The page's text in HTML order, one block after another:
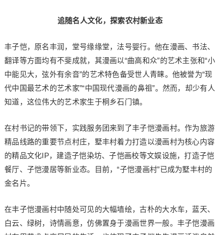
追随名人文化，探索农村新业态
丰子恺，原名丰润，堂号缘缘堂，法号婴行。他在漫画、书法、
翻译等方面均有不斐成就，其漫画以“曲高和众”的艺术主张和“小
中能见大，弦外有余音”的艺术特色备受世人青睐。他被誉为“现
代中国最艺术的艺术家”“中国现代漫画的鼻祖”。然而，却少有人
知道，这位伟大的艺术家生于桐乡石门镇。
在村书记的带领下，实践服务团来到了丰子恺漫画村。作为旅游
精品线路的重要节点村庄，墅丰村着力打造以漫画村为核心内容
的精品文化IP，建造子恺染坊、子恺画校等文娱设施，打造子恺
餐厅、子恺漫居等新业态。目前，“子恺漫画村”已成为墅丰村的
金名片。
在丰子恺漫画村中随处可见的大幅墙绘，古朴的大水车，蓝天、
白云、绿树，诗情画意，仿佛置身于漫画世界一般。丰子恺漫画